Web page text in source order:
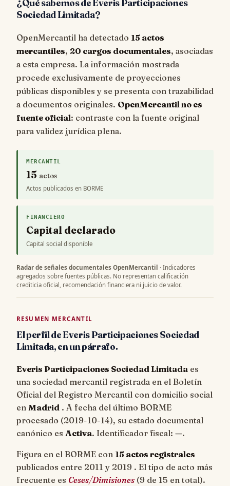
¿Qué sabemos de Everis Participaciones
Sociedad Limitada?
OpenMercantil ha detectado 15 actos
mercantiles, 20 cargos documentales, asociadas
a esta empresa. La información mostrada
procede exclusivamente de proyecciones
públicas disponibles y se presenta con trazabilidad
a documentos originales. OpenMercantil no es
fuente oficial: contraste con la fuente original
para validez jurídica plena.
MERCANTIL
15 actos
Actos publicados en BORME
FINANCIERO
Capital declarado
Capital social disponible
Radar de señales documentales OpenMercantil · Indicadores
agregados sobre fuentes públicas. No representan calificación
crediticia oficial, recomendación financiera ni juicio de valor.
RESUMEN MERCANTIL
El perfil de Everis Participaciones Sociedad
Limitada, en un párrafo.
Everis Participaciones Sociedad Limitada es
una sociedad mercantil registrada en el Boletín
Oficial del Registro Mercantil con domicilio social
en Madrid . A fecha del último BORME
procesado (2019-10-14), su estado documental
canónico es Activa. Identificador fiscal: —.
Figura en el BORME con 15 actos registrales
publicados entre 2011 y 2019 . El tipo de acto más
frecuente es Ceses/Dimisiones (9 de 15 en total).